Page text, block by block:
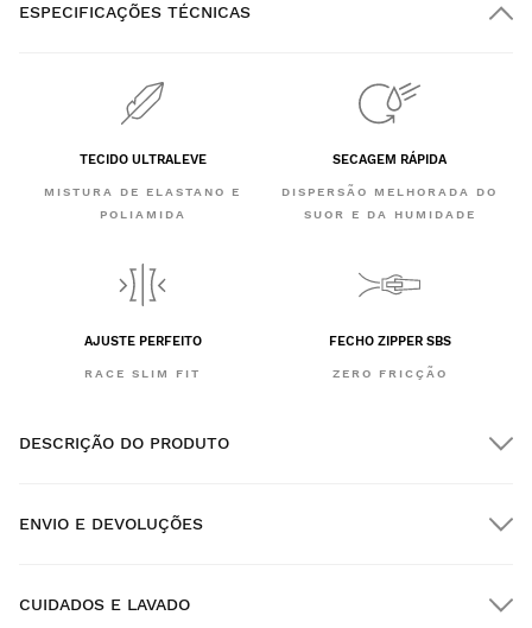
ESPECIFICAÇÕES TÉCNICAS
TECIDO ULTRALEVE
MISTURA DE ELASTANO E
POLIAMIDA
SECAGEM RÁPIDA
DISPERSÃO MELHORADA DO
SUOR E DA HUMIDADE
AJUSTE PERFEITO
RACE SLIM FIT
FECHO ZIPPER SBS
ZERO FRICÇÃO
DESCRIÇÃO DO PRODUTO
ENVIO E DEVOLUÇÕES
CUIDADOS E LAVADO